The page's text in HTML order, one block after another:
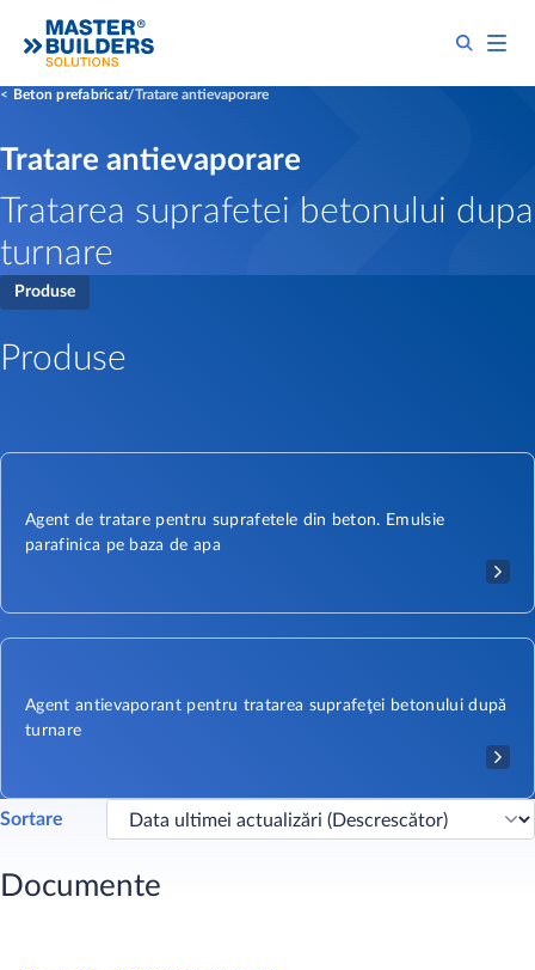
Beton prefabricat Tratare antievaporare
Tratare antievaporare
Tratarea suprafetei betonului dupa
turnare
Produse
Produse
Agent de tratare pentru suprafetele din beton. Emulsie
parafinica pe baza de apa
Agent antievaporant pentru tratarea suprafeţei betonului după
turnare
Sortare
Documente